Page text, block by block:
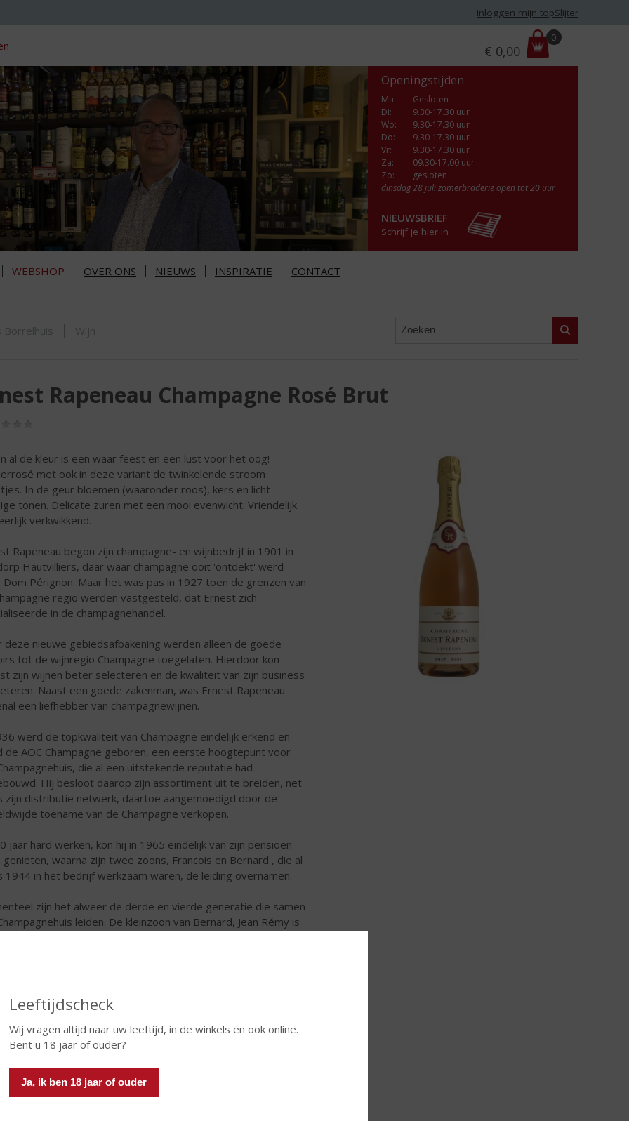
Leeftijdscheck
Wij vragen altijd naar uw leeftijd, in de winkels en ook online.
Bent u 18 jaar of ouder?
Ja, ik ben 18 jaar of ouder
Inloggen mijn topSlijter
r
i
€ 0,00
0
Openingstijden
Ma:
Gesloten
Di:
9.30-17.30 uur
Wo:
9.30-17.30 uur
Do:
9.30-17.30 uur
Vr:
9.30-17.30 uur
Za:
09.30-17.00 uur
Zo:
gesloten
dinsdag 28 juli zomerbraderie open tot 20 uur
NIEUWSBRIEF
Schrijf je hier in
WEBSHOP OVER ONS NIEUWS INSPIRATIE CONTACT
Zoeken
Borrelhuis Wijn
Rapeneau Champagne Rosé Brut
al de kleur is een waar feest en een lust voor het oog!
met ook in deze variant de twinkelende stroom
In de geur bloemen (waaronder roos), kers en licht
tonen. Delicate zuren met een mooi evenwicht. Vriendelijk
verkwikkend.
Rapeneau begon zijn champagne- en wijnbedrijf in 1901 in
Hautvilliers, daar waar champagne ooit 'ontdekt' werd
Dom Pérignon. Maar het was pas in 1927 toen de grenzen van
regio werden vastgesteld, dat Ernest zich
in de champagnehandel.
deze nieuwe gebiedsafbakening werden alleen de goede
tot de wijnregio Champagne toegelaten. Hierdoor kon
zijn wijnen beter selecteren en de kwaliteit van zijn business
Naast een goede zakenman, was Ernest Rapeneau
een liefhebber van champagnewijnen.
werd de topkwaliteit van Champagne eindelijk erkend en
de AOC Champagne geboren, een eerste hoogtepunt voor
die al een uitstekende reputatie had
Hij besloot daarop zijn assortiment uit te breiden, net
zijn distributie netwerk, daartoe aangemoedigd door de
toename van de Champagne verkopen.
jaar hard werken, kon hij in 1965 eindelijk van zijn pensioen
genieten, waarna zijn twee zoons, Francois en Bernard , die al
1944 in het bedrijf werkzaam waren, de leiding overnamen.
zijn het alweer de derde en vierde generatie die samen
leiden. De kleinzoon van Bernard, Jean Rémy is
Ernest Rapeneau is gebaseerd op de erfenis van de
en zijn nazaten: iedereen binnen de familie krijgt de
om zijn eigen positie te verwerven binnen het
het nageslacht. Dit weerhoudt natuurlijk niet om het huis aan
aan de moderne tijd en te verbeteren daar waar dat